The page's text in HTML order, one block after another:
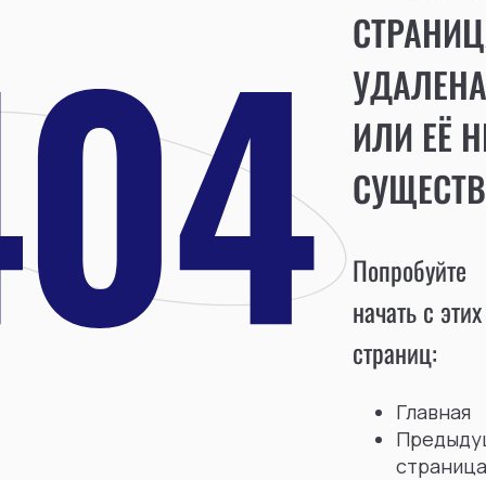
УДАЛЕНА
ИЛИ ЕЁ
Попробуйте
начать с этих
страниц:
Главная
страница